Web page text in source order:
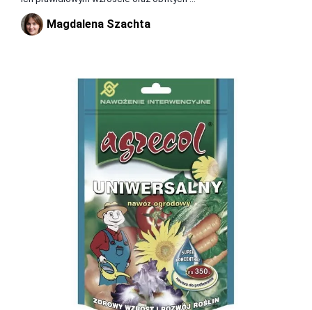
Magdalena Szachta